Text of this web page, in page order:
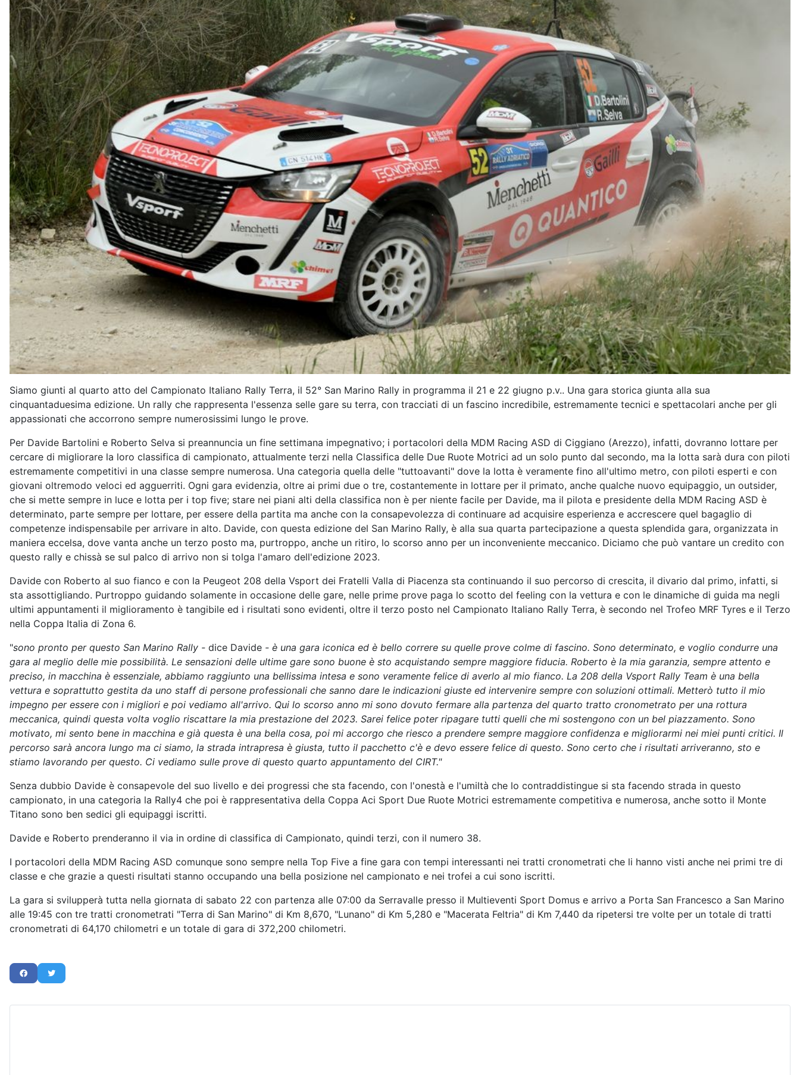
Siamo giunti al quarto atto del Campionato Italiano Rally Terra, il 52° San Marino Rally in programma il 21 e 22 giugno p.v.. Una gara storica giunta alla sua
cinquantaduesima edizione. Un rally che rappresenta l'essenza selle gare su terra, con tracciati di un fascino incredibile, estremamente tecnici e spettacolari anche per gli
appassionati che accorrono sempre numerosissimi lungo le prove.
Per Davide Bartolini e Roberto Selva si preannuncia un fine settimana impegnativo; i portacolori della MDM Racing ASD di Ciggiano (Arezzo), infatti, dovranno lottare per
cercare di migliorare la loro classifica di campionato, attualmente terzi nella Classifica delle Due Ruote Motrici ad un solo punto dal secondo, ma la lotta sarà dura con piloti
estremamente competitivi in una classe sempre numerosa. Una categoria quella delle "tuttoavanti" dove la lotta è veramente fino all'ultimo metro, con piloti esperti e con
giovani oltremodo veloci ed agguerriti. Ogni gara evidenzia, oltre ai primi due o tre, costantemente in lottare per il primato, anche qualche nuovo equipaggio, un outsider,
che si mette sempre in luce e lotta per i top five; stare nei piani alti della classifica non è per niente facile per Davide, ma il pilota e presidente della MDM Racing ASD è
determinato, parte sempre per lottare, per essere della partita ma anche con la consapevolezza di continuare ad acquisire esperienza e accrescere quel bagaglio di
competenze indispensabile per arrivare in alto. Davide, con questa edizione del San Marino Rally, è alla sua quarta partecipazione a questa splendida gara, organizzata in
maniera eccelsa, dove vanta anche un terzo posto ma, purtroppo, anche un ritiro, lo scorso anno per un inconveniente meccanico. Diciamo che può vantare un credito con
questo rally e chissà se sul palco di arrivo non si tolga l'amaro dell'edizione 2023.
Davide con Roberto al suo fianco e con la Peugeot 208 della Vsport dei Fratelli Valla di Piacenza sta continuando il suo percorso di crescita, il divario dal primo, infatti, si
sta assottigliando. Purtroppo guidando solamente in occasione delle gare, nelle prime prove paga lo scotto del feeling con la vettura e con le dinamiche di guida ma negli
ultimi appuntamenti il miglioramento è tangibile ed i risultati sono evidenti, oltre il terzo posto nel Campionato Italiano Rally Terra, è secondo nel Trofeo MRF Tyres e il Terzo
nella Coppa Italia di Zona 6.
"sono pronto per questo San Marino Rally - dice Davide - è una gara iconica ed è bello correre su quelle prove colme di fascino. Sono determinato, e voglio condurre una
gara al meglio delle mie possibilità. Le sensazioni delle ultime gare sono buone è sto acquistando sempre maggiore fiducia. Roberto è la mia garanzia, sempre attento e
preciso, in macchina è essenziale, abbiamo raggiunto una bellissima intesa e sono veramente felice di averlo al mio fianco. La 208 della Vsport Rally Team è una bella
vettura e soprattutto gestita da uno staff di persone professionali che sanno dare le indicazioni giuste ed intervenire sempre con soluzioni ottimali. Metterò tutto il mio
impegno per essere con i migliori e poi vediamo all'arrivo. Qui lo scorso anno mi sono dovuto fermare alla partenza del quarto tratto cronometrato per una rottura
meccanica, quindi questa volta voglio riscattare la mia prestazione del 2023. Sarei felice poter ripagare tutti quelli che mi sostengono con un bel piazzamento. Sono
motivato, mi sento bene in macchina e già questa è una bella cosa, poi mi accorgo che riesco a prendere sempre maggiore confidenza e migliorarmi nei miei punti critici. Il
percorso sarà ancora lungo ma ci siamo, la strada intrapresa è giusta, tutto il pacchetto c'è e devo essere felice di questo. Sono certo che i risultati arriveranno, sto e
stiamo lavorando per questo. Ci vediamo sulle prove di questo quarto appuntamento del CIRT."
Senza dubbio Davide è consapevole del suo livello e dei progressi che sta facendo, con l'onestà e l'umiltà che lo contraddistingue si sta facendo strada in questo
campionato, in una categoria la Rally4 che poi è rappresentativa della Coppa Aci Sport Due Ruote Motrici estremamente competitiva e numerosa, anche sotto il Monte
Titano sono ben sedici gli equipaggi iscritti.
Davide e Roberto prenderanno il via in ordine di classifica di Campionato, quindi terzi, con il numero 38.
I portacolori della MDM Racing ASD comunque sono sempre nella Top Five a fine gara con tempi interessanti nei tratti cronometrati che li hanno visti anche nei primi tre di
classe e che grazie a questi risultati stanno occupando una bella posizione nel campionato e nei trofei a cui sono iscritti.
La gara si svilupperà tutta nella giornata di sabato 22 con partenza alle 07:00 da Serravalle presso il Multieventi Sport Domus e arrivo a Porta San Francesco a San Marino
alle 19:45 con tre tratti cronometrati "Terra di San Marino" di Km 8,670, "Lunano" di Km 5,280 e "Macerata Feltria" di Km 7,440 da ripetersi tre volte per un totale di tratti
cronometrati di 64,170 chilometri e un totale di gara di 372,200 chilometri.